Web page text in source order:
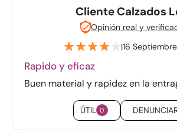
Cliente Calzados
Opinión real y
|16
Rapido y eficaz
Buen material y rapidez en la
ÚTIL 0